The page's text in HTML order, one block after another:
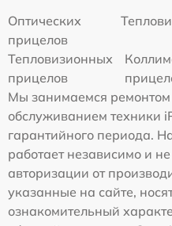
Оптических
прицелов
Тепловизионных
прицелов
Мы занимаемся ремонтом
обслуживанием техники
гарантийного периода.
работает независимо и
авторизации от
указанные на сайте,
ознакомительный